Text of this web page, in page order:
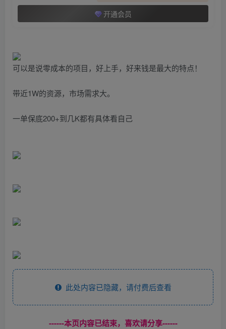
开通会员
可以是说零成本的项目，好上手，好来钱是最大的特点！
带近1W的资源，市场需求大。
一单保底200+到几K都有具体看自己
此处内容已隐藏，请付费后查看
------本页内容已结束，喜欢请分享------